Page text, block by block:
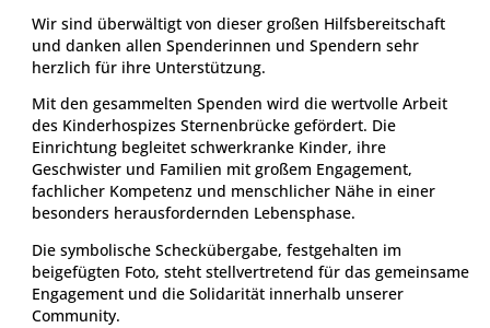
Wir sind überwältigt von dieser großen Hilfsbereitschaft
und danken allen Spenderinnen und Spendern sehr
herzlich für ihre Unterstützung.
Mit den gesammelten Spenden wird die wertvolle Arbeit
des Kinderhospizes Sternenbrücke gefördert. Die
Einrichtung begleitet schwerkranke Kinder, ihre
Geschwister und Familien mit großem Engagement,
fachlicher Kompetenz und menschlicher Nähe in einer
besonders herausfordernden Lebensphase.
Die symbolische Scheckübergabe, festgehalten im
beigefügten Foto, steht stellvertretend für das gemeinsame
Engagement und die Solidarität innerhalb unserer
Community.